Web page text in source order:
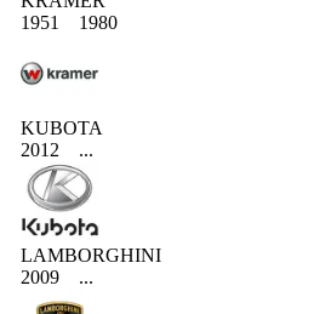
1951
1980
KUBOTA
2012
...
LAMBORGHINI
2009
...